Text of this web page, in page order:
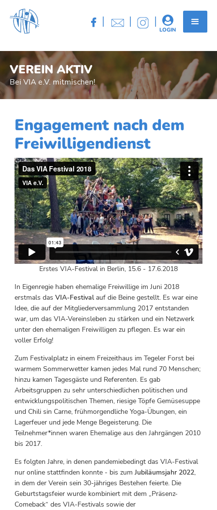
 | | | 
LOGIN
VEREIN AKTIV
Bei VIA e.V. mitmischen!
Engagement nach dem
Freiwilligendienst
Erstes VIA-Festival in Berlin, 15.6 - 17.6.2018
In Eigenregie haben ehemalige Freiwillige im Juni 2018
erstmals das VIA-Festivalauf die Beine gestellt. Es war eine
Idee, die auf der Mitgliederversammlung 2017 entstanden
war, um das VIA-Vereinsleben zu stärken und ein Netzwerk
unter den ehemaligen Freiwilligen zu pflegen. Es war ein
voller Erfolg!
Zum Festivalplatz in einem Freizeithaus im Tegeler Forst bei
warmem Sommerwetter kamen jedes Mal rund 70 Menschen;
hinzu kamen Tagesgäste und Referenten. Es gab
Arbeitsgruppen zu sehr unterschiedlichen politischen und
entwicklungspolitischen Themen, riesige Töpfe Gemüsesuppe
und Chili sin Carne, frühmorgendliche Yoga-Übungen, ein
Lagerfeuer und jede Menge Begeisterung. Die
Teilnehmer*innen waren Ehemalige aus den Jahrgängen 2010
bis 2017.
Es folgten Jahre, in denen pandemiebedingt das VIA-Festival
nur online stattfinden konnte - bis zum Jubiläumsjahr 2022,
in dem der Verein sein 30-jähriges Bestehen feierte. Die
Geburtstagsfeier wurde kombiniert mit dem „Präsenz-
Comeback“ des VIA-Festivals sowie der